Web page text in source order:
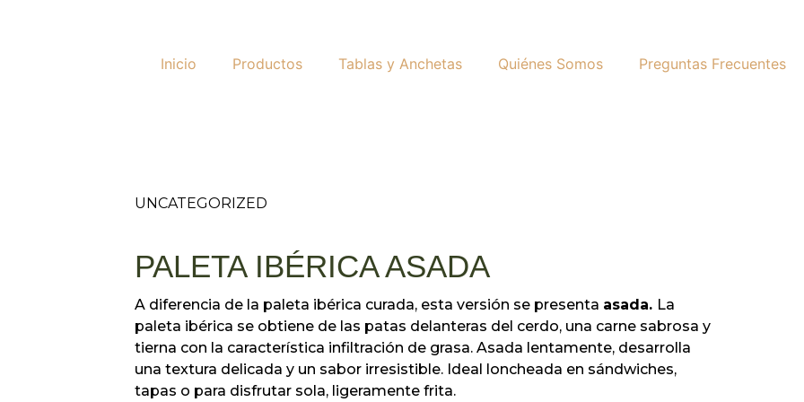
Inicio Productos Tablas y Anchetas Quiénes Somos Preguntas Frecuentes
UNCATEGORIZED
PALETA IBÉRICA ASADA
A diferencia de la paleta ibérica curada, esta versión se presenta asada. La
paleta ibérica se obtiene de las patas delanteras del cerdo, una carne sabrosa y
tierna con la característica infiltración de grasa. Asada lentamente, desarrolla
una textura delicada y un sabor irresistible. Ideal loncheada en sándwiches,
tapas o para disfrutar sola, ligeramente frita.